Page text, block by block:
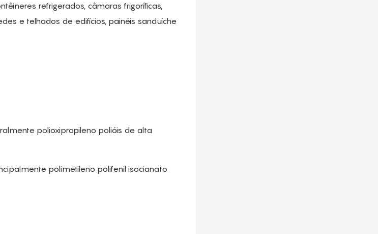
refrigerados, câmaras frigoríficas,
e telhados de edifícios, painéis sanduíche
polioxipropileno polióis de alta
polimetileno polifenil isocianato